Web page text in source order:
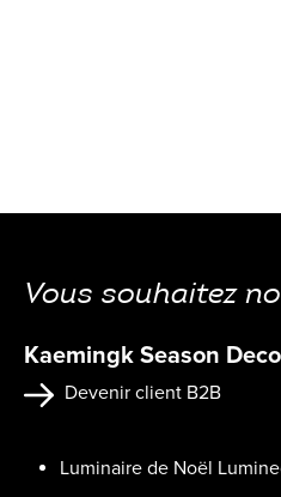
Vous souhaitez
Kaemingk Season
Devenir client B2B
Luminaire de Noël